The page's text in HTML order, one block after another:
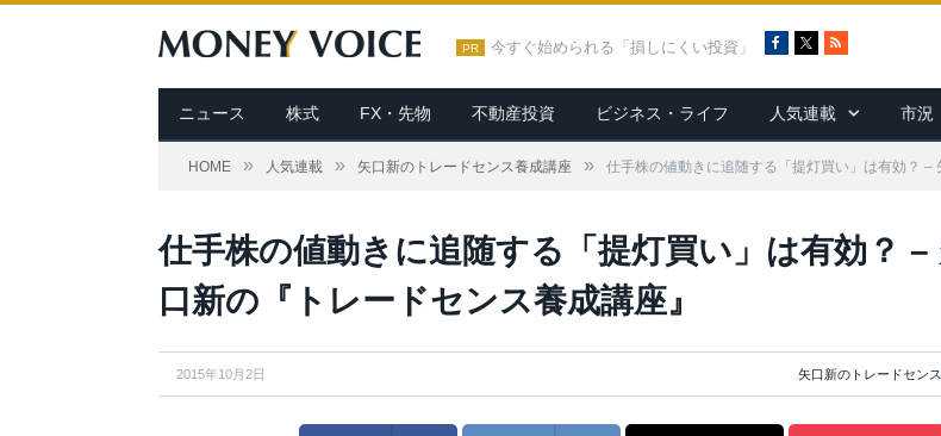
PR 今すぐ始められる「損しにくい投資」
c
e
b
R
S
ニュース 株式 FX・先物 不動産投資 ビジネス・ライフ 人気連載 市況
HOME » 人気連載 » 矢口新のトレードセンス養成講座 » 仕手株の値動きに追随する「提灯買い」は有効？ –
仕手株の値動きに追随する「提灯買い」は有効？ –
口新の『トレードセンス養成講座』
2015年10月2日 矢口新のトレードセン